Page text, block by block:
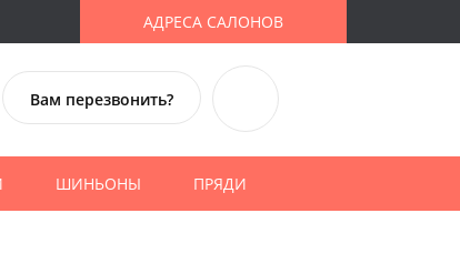
АДРЕСА САЛОНОВ
Вам перезвонить?
ШИНЬОНЫ ПРЯДИ